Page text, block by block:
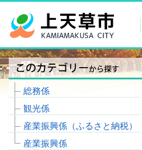
総務係
観光係
産業振興係（ふるさと納税）
産業振興係